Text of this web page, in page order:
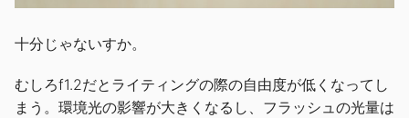
十分じゃないすか。
むしろf1.2だとライティングの際の自由度が低くなってし
まう。環境光の影響が大きくなるし、フラッシュの光量は